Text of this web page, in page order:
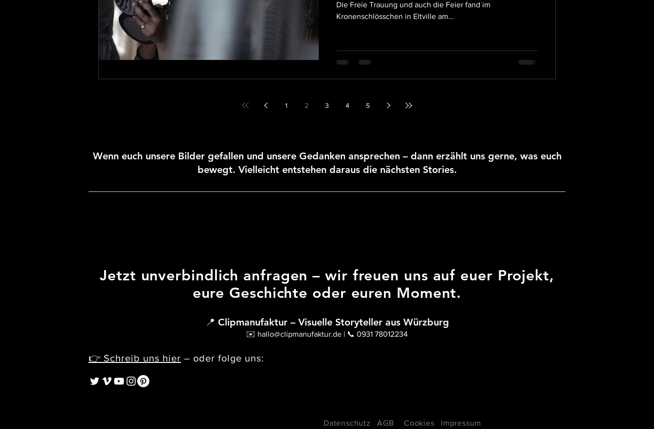
Die Freie Trauung und auch die Feier fand im
Kronenschlösschen in Eltville am...
1 2 3 4 5
Wenn euch unsere Bilder gefallen und unsere Gedanken ansprechen – dann erzählt uns gerne, was euch
bewegt. Vielleicht entstehen daraus die nächsten Stories.
Jetzt unverbindlich anfragen – wir freuen uns auf euer Projekt,
eure Geschichte oder euren Moment.
📍 Clipmanufaktur – Visuelle Storyteller aus Würzburg
✉️ hallo@clipmanufaktur.de | 📞 0931 78012234
👉 Schreib uns hier – oder folge uns:
Datenschutz AGB Cookies Impressum